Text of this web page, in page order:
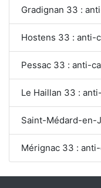
Gradignan 33 :
Hostens 33 : anti-
Pessac 33 : anti-
Le Haillan 33 :
Saint-Médard-en-
Mérignac 33 :